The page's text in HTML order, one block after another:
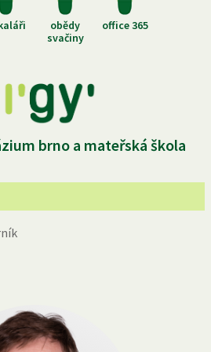
obědy
svačiny
office 365
brno a mateřská škola